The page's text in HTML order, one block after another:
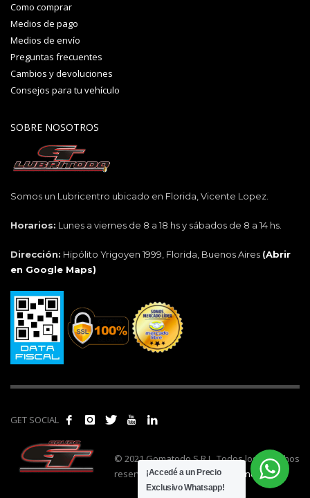
Como comprar
Medios de pago
Medios de envío
Preguntas frecuentes
Cambios y devoluciones
Consejos para tu vehículo
SOBRE NOSOTROS
Somos un Lubricentro ubicado en Florida, Vicente Lopez.
Horarios: Lunes a viernes de 8 a 18 hs y sábados de 8 a 14 hs.
Dirección: Hipólito Yrigoyen 1999, Florida, Buenos Aires (Abrir
en Google Maps)
GET SOCIAL
© 2021 Gomatodo S.R.L. Todos los derechos
reservados. | Realizado por
cónclave.
¡Accedé a un Precio
Exclusivo Whatsapp!